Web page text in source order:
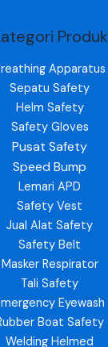
Produk
Apparatus
Sepatu Safety
Helm Safety
Safety Gloves
Pusat Safety
Speed Bump
Lemari APD
Safety Vest
Jual Alat Safety
Safety Belt
Masker Respirator
Tali Safety
Eyewash
Boat Safety
Welding Helmed